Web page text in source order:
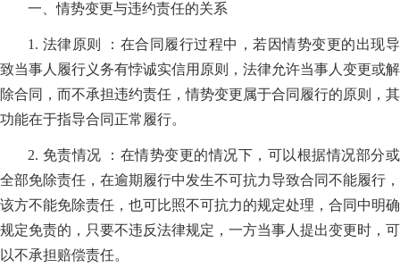
一、情势变更与违约责任的关系
1. 法律原则 ：在合同履行过程中，若因情势变更的出现导
致当事人履行义务有悖诚实信用原则，法律允许当事人变更或解
除合同，而不承担违约责任，情势变更属于合同履行的原则，其
功能在于指导合同正常履行。
2. 免责情况 ：在情势变更的情况下，可以根据情况部分或
全部免除责任，在逾期履行中发生不可抗力导致合同不能履行，
该方不能免除责任，也可比照不可抗力的规定处理，合同中明确
规定免责的，只要不违反法律规定，一方当事人提出变更时，可
以不承担赔偿责任。